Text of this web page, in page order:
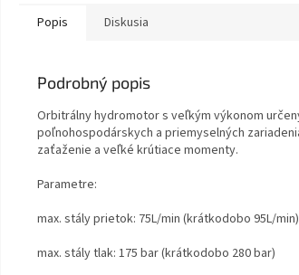
Popis Diskusia
Podrobný popis
Orbitrálny hydromotor s veľkým výkonom
poľnohospodárskych a priemyselných
zaťaženie a veľké krútiace momenty.
Parametre:
max. stály prietok: 75L/min (krátkodobo 95L/min)
max. stály tlak: 175 bar (krátkodobo 280 bar)